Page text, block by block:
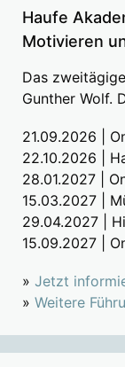
Haufe
Motivieren
Das
Gunther Wolf.
21.09.2026 |
22.10.2026 |
28.01.2027 |
15.03.2027 |
29.04.2027 |
15.09.2027 |
» Jetzt
» Weitere